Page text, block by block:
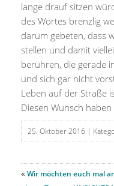
lange drauf sitzen
des Wortes brenzlig
darum gebeten, dass
stellen und damit
berühren, die gerade
und sich gar nicht
Leben auf der Straße
Diesen Wunsch
25. Oktober 2016 |
« Wir möchten euch mal